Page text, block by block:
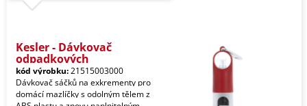
Kesler - Dávkovač
odpadkových
kód výrobku:21515003000
Dávkovač sáčků na exkrementy pro
domácí mazlíčky s odolným tělem z